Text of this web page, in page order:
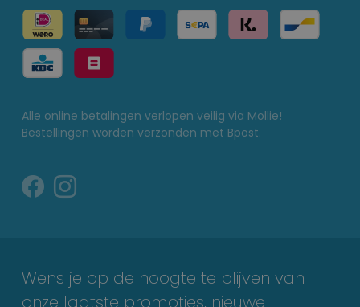
Alle online betalingen verlopen veilig via Mollie!
Bestellingen worden verzonden met Bpost.
Wens je op de hoogte te blijven van
onze laatste promoties, nieuwe